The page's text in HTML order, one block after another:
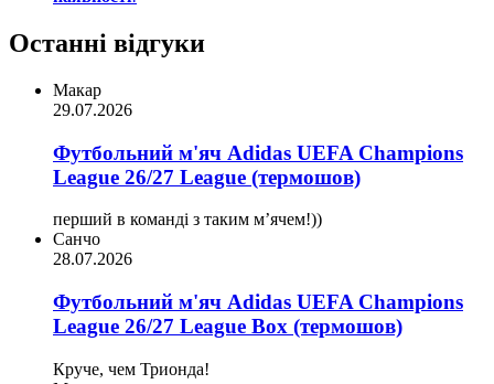
Останні відгуки
Макар
29.07.2026
Футбольний м'яч Adidas UEFA Champions
League 26/27 League (термошов)
перший в команді з таким мʼячем!))
Санчо
28.07.2026
Футбольний м'яч Adidas UEFA Champions
League 26/27 League Box (термошов)
Круче, чем Трионда!